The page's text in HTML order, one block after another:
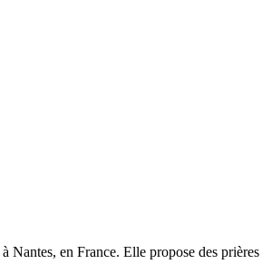
en France. Elle propose des